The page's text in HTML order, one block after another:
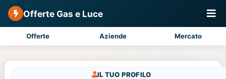
Offerte Gas e Luce
Offerte Aziende Mercato
IL TUO PROFILO